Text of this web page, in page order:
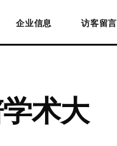
企业信息 访客留言
术大